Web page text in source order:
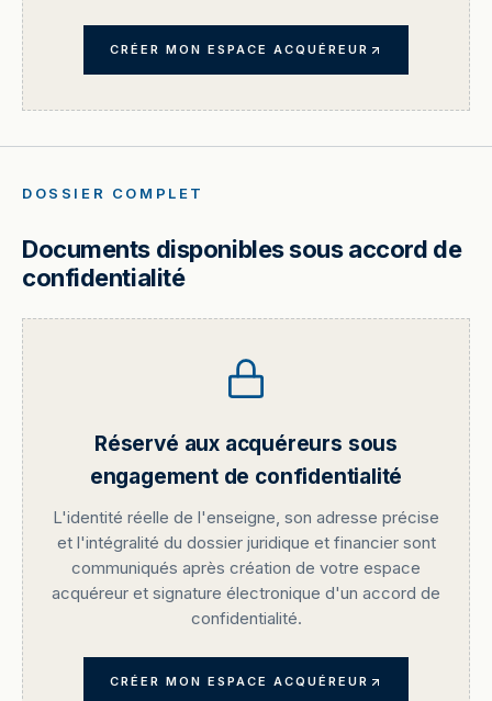
CRÉER MON ESPACE ACQUÉREUR
DOSSIER COMPLET
Documents disponibles sous accord de
confidentialité
Réservé aux acquéreurs sous
engagement de confidentialité
L'identité réelle de l'enseigne, son adresse précise
et l'intégralité du dossier juridique et financier sont
communiqués après création de votre espace
acquéreur et signature électronique d'un accord de
confidentialité.
CRÉER MON ESPACE ACQUÉREUR